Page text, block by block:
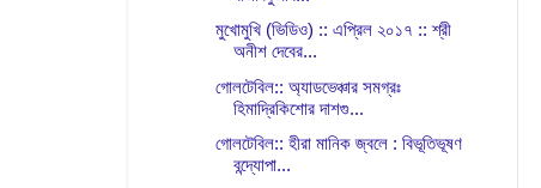
মুখোমুখি (ভিডিও) :: এপ্রিল ২০১৭ :: শ্রী
অনীশ দেবের...
গোলটেবিল:: অ্যাডভেঞ্চার সমগ্রঃ
হিমাদ্রিকিশোর দাশগু...
গোলটেবিল:: হীরা মানিক জ্বলে : বিভূতিভূষণ
বন্দ্যোপা...